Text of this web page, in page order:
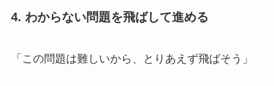
4. わからない問題を飛ばして進める
「この問題は難しいから、とりあえず飛ばそう」